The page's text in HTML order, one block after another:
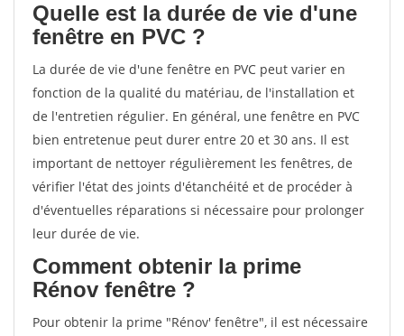
Quelle est la durée de vie d'une
fenêtre en PVC ?
La durée de vie d'une fenêtre en PVC peut varier en
fonction de la qualité du matériau, de l'installation et
de l'entretien régulier. En général, une fenêtre en PVC
bien entretenue peut durer entre 20 et 30 ans. Il est
important de nettoyer régulièrement les fenêtres, de
vérifier l'état des joints d'étanchéité et de procéder à
d'éventuelles réparations si nécessaire pour prolonger
leur durée de vie.
Comment obtenir la prime
Rénov fenêtre ?
Pour obtenir la prime "Rénov' fenêtre", il est nécessaire